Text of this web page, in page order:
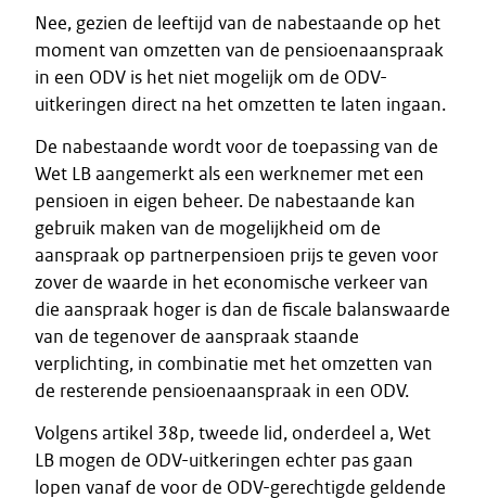
Nee, gezien de leeftijd van de nabestaande op het
moment van omzetten van de pensioenaanspraak
in een ODV is het niet mogelijk om de ODV-
uitkeringen direct na het omzetten te laten ingaan.
De nabestaande wordt voor de toepassing van de
Wet LB aangemerkt als een werknemer met een
pensioen in eigen beheer. De nabestaande kan
gebruik maken van de mogelijkheid om de
aanspraak op partnerpensioen prijs te geven voor
zover de waarde in het economische verkeer van
die aanspraak hoger is dan de fiscale balanswaarde
van de tegenover de aanspraak staande
verplichting, in combinatie met het omzetten van
de resterende pensioenaanspraak in een ODV.
Volgens artikel 38p, tweede lid, onderdeel a, Wet
LB mogen de ODV-uitkeringen echter pas gaan
lopen vanaf de voor de ODV-gerechtigde geldende